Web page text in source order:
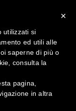
×
utilizzati si
ed utili alle
saperne di più o
consulta la
pagina,
in altra